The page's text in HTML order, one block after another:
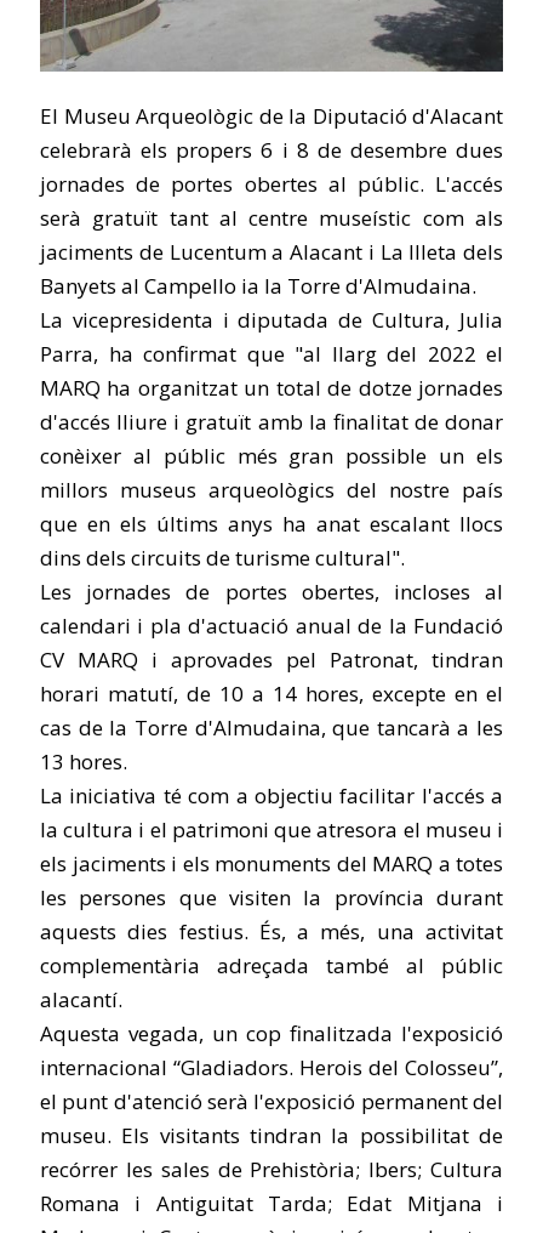
El Museu Arqueològic de la Diputació d'Alacant
celebrarà els propers 6 i 8 de desembre dues
jornades de portes obertes al públic. L'accés
serà gratuït tant al centre museístic com als
jaciments de Lucentum a Alacant i La Illeta dels
Banyets al Campello ia la Torre d'Almudaina.
La vicepresidenta i diputada de Cultura, Julia
Parra, ha confirmat que "al llarg del 2022 el
MARQ ha organitzat un total de dotze jornades
d'accés lliure i gratuït amb la finalitat de donar
conèixer al públic més gran possible un els
millors museus arqueològics del nostre país
que en els últims anys ha anat escalant llocs
dins dels circuits de turisme cultural".
Les jornades de portes obertes, incloses al
calendari i pla d'actuació anual de la Fundació
CV MARQ i aprovades pel Patronat, tindran
horari matutí, de 10 a 14 hores, excepte en el
cas de la Torre d'Almudaina, que tancarà a les
13 hores.
La iniciativa té com a objectiu facilitar l'accés a
la cultura i el patrimoni que atresora el museu i
els jaciments i els monuments del MARQ a totes
les persones que visiten la província durant
aquests dies festius. És, a més, una activitat
complementària adreçada també al públic
alacantí.
Aquesta vegada, un cop finalitzada l'exposició
internacional “Gladiadors. Herois del Colosseu”,
el punt d'atenció serà l'exposició permanent del
museu. Els visitants tindran la possibilitat de
recórrer les sales de Prehistòria; Ibers; Cultura
Romana i Antiguitat Tarda; Edat Mitjana i